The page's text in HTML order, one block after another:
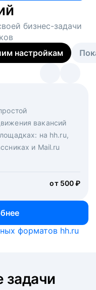
бизнес-задачи
настройкам
вакансий
на hh.ru,
и Mail.ru
от 500 ₽
главной странице
сколько
дело возьмутся
менеджеры
форматов hh.ru